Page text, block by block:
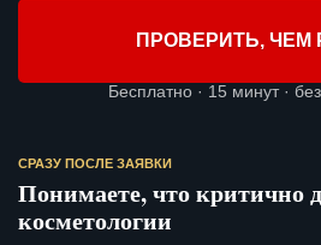
ПРОВЕРИТЬ, ЧЕМ
Бесплатно · 15 минут ·
СРАЗУ ПОСЛЕ ЗАЯВКИ
Понимаете, что критично
косметологии